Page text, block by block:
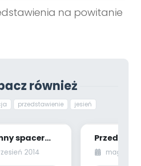
na powitanie
również
przedstawienie jesień
spacer
na Dzień
2014 magazyn